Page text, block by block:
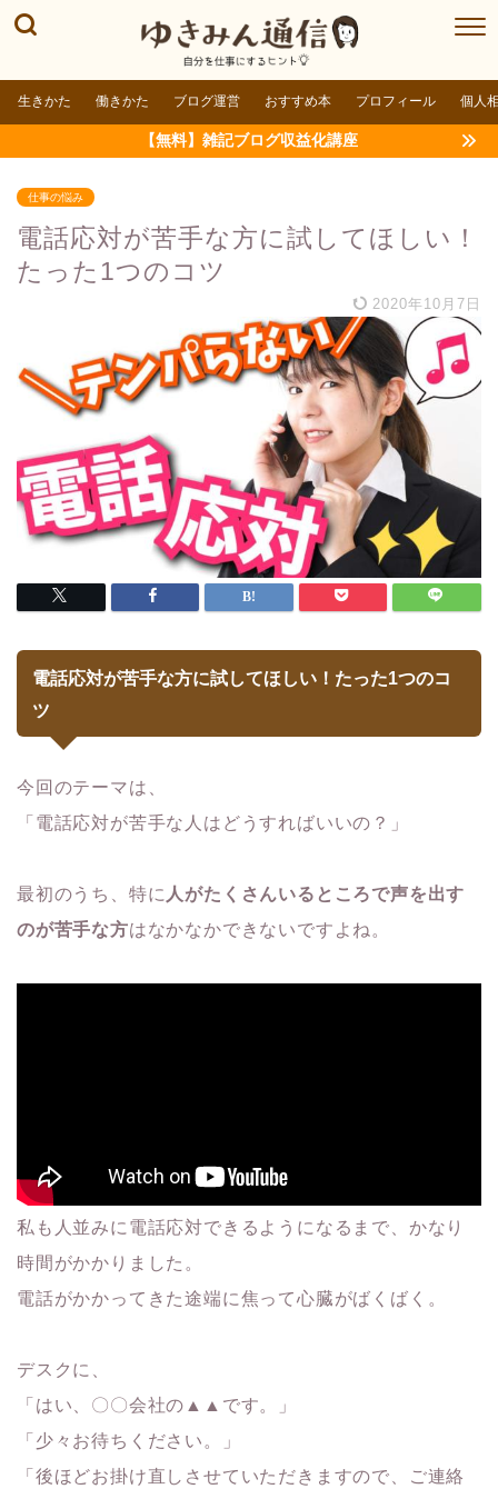
生きかた 働きかた ブログ運営 おすすめ本 プロフィール 個人
【無料】雑記ブログ収益化講座
仕事の悩み
電話応対が苦手な方に試してほしい！
たった1つのコツ
2020年10月7日
電話応対が苦手な方に試してほしい！たった1つのコ
ツ
今回のテーマは、
「電話応対が苦手な人はどうすればいいの？」
最初のうち、特に 人がたくさんいるところで声を出す
のが苦手な方はなかなかできないですよね。
私も人並みに電話応対できるようになるまで、かなり
時間がかかりました。
電話がかかってきた途端に焦って心臓がばくばく。
デスクに、
「はい、〇〇会社の▲▲です。」
「少々お待ちください。」
「後ほどお掛け直しさせていただきますので、ご連絡